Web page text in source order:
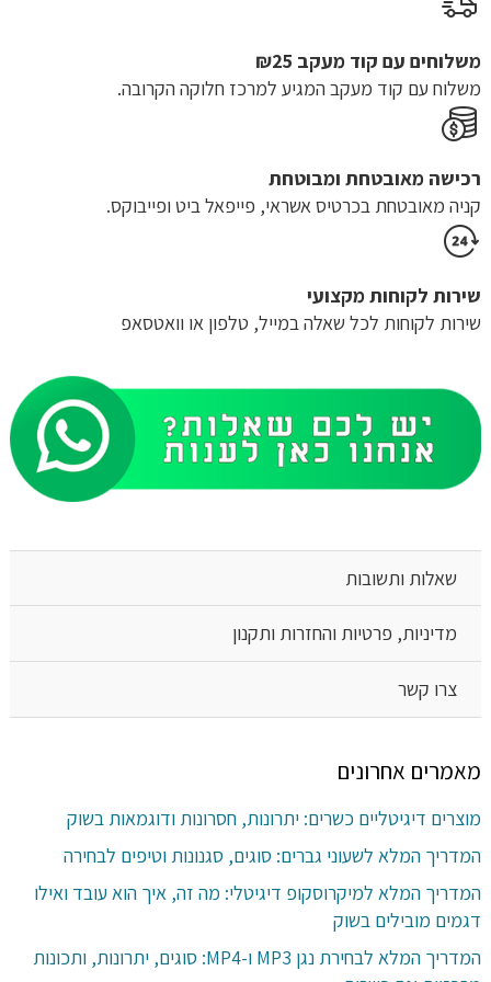
משלוחים עם קוד מעקב ₪25
משלוח​ עם קוד מעקב המגיע למרכז חלוקה הקרובה.
רכישה​ ​מאובטחת ומבוטחת
קניה מאובטחת בכרטיס אשראי, פייפאל ביט ופייבוקס.
שירות לקוחות מקצועי
שירות לקוחות לכל שאלה במייל, טלפון או וואטסאפ
שאלות ותשובות
מדיניות, פרטיות והחזרות ותקנון
צרו קשר
מאמרים אחרונים
מוצרים דיגיטליים כשרים: יתרונות, חסרונות ודוגמאות בשוק
המדריך המלא לשעוני גברים: סוגים, סגנונות וטיפים לבחירה
המדריך המלא למיקרוסקופ דיגיטלי: מה זה, איך הוא עובד ואילו
דגמים מובילים בשוק
המדריך המלא לבחירת נגן MP3 ו-MP4: סוגים, יתרונות, ותכונות